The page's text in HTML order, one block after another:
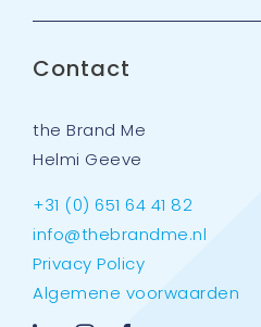
Contact
the Brand Me
Helmi Geeve
+31 (0) 651 64 41 82
info@thebrandme.nl
Privacy Policy
Algemene voorwaarden